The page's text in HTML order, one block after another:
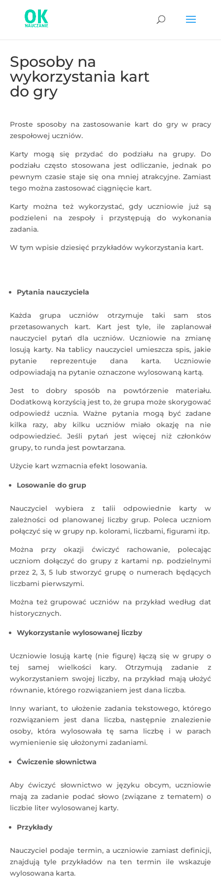
Sposoby na
wykorzystania kart
do gry
Proste sposoby na zastosowanie kart do gry w pracy
zespołowej uczniów.
Karty mogą się przydać do podziału na grupy. Do
podziału często stosowana jest odliczanie, jednak po
pewnym czasie staje się ona mniej atrakcyjne. Zamiast
tego można zastosować ciągnięcie kart.
Karty można też wykorzystać, gdy uczniowie już są
podzieleni na zespoły i przystępują do wykonania
zadania.
W tym wpisie dziesięć przykładów wykorzystania kart.
Pytania nauczyciela
Każda grupa uczniów otrzymuje taki sam stos
przetasowanych kart. Kart jest tyle, ile zaplanował
nauczyciel pytań dla uczniów. Uczniowie na zmianę
losują karty. Na tablicy nauczyciel umieszcza spis, jakie
pytanie reprezentuje dana karta. Uczniowie
odpowiadają na pytanie oznaczone wylosowaną kartą.
Jest to dobry sposób na powtórzenie materiału.
Dodatkową korzyścią jest to, że grupa może skorygować
odpowiedź ucznia. Ważne pytania mogą być zadane
kilka razy, aby kilku uczniów miało okazję na nie
odpowiedzieć. Jeśli pytań jest więcej niż członków
grupy, to runda jest powtarzana.
Użycie kart wzmacnia efekt losowania.
Losowanie do grup
Nauczyciel wybiera z talii odpowiednie karty w
zależności od planowanej liczby grup. Poleca uczniom
połączyć się w grupy np. kolorami, liczbami, figurami itp.
Można przy okazji ćwiczyć rachowanie, polecając
uczniom dołączyć do grupy z kartami np. podzielnymi
przez 2, 3, 5 lub stworzyć grupę o numerach będących
liczbami pierwszymi.
Można też grupować uczniów na przykład według dat
historycznych.
Wykorzystanie wylosowanej liczby
Uczniowie losują kartę (nie figurę) łączą się w grupy o
tej samej wielkości kary. Otrzymują zadanie z
wykorzystaniem swojej liczby, na przykład mają ułożyć
równanie, którego rozwiązaniem jest dana liczba.
Inny wariant, to ułożenie zadania tekstowego, którego
rozwiązaniem jest dana liczba, następnie znalezienie
osoby, która wylosowała tę sama liczbę i w parach
wymienienie się ułożonymi zadaniami.
Ćwiczenie słownictwa
Aby ćwiczyć słownictwo w języku obcym, uczniowie
mają za zadanie podać słowo (związane z tematem) o
liczbie liter wylosowanej karty.
Przykłady
Nauczyciel podaje termin, a uczniowie zamiast definicji,
znajdują tyle przykładów na ten termin ile wskazuje
wylosowana karta.